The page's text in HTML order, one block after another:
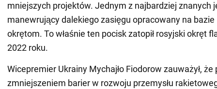
mniejszych projektów. Jednym z najbardziej znanych
manewrujący dalekiego zasięgu opracowany na
okrętom. To właśnie ten pocisk zatopił rosyjski okręt
2022 roku.
Wicepremier Ukrainy Mychajło Fiodorow zauważył, że
zmniejszeniem barier w rozwoju przemysłu